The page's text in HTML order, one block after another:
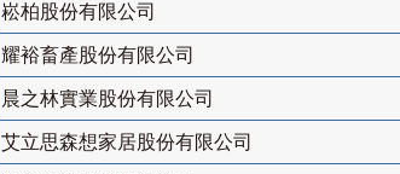
崧柏股份有限公司
耀裕畜產股份有限公司
晨之林實業股份有限公司
艾立思森想家居股份有限公司